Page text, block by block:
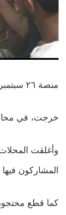
منصة ٢٦ سبتمبر – متابعات
خرجت، في
وأغلقت
المشاركون
كما قطع